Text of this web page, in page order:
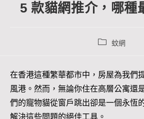
5 款貓網推介，哪種
蚊網
在香港這種繁華都市中，房屋為我們
風港。然而，無論你住在高層公寓還
們的寵物貓從窗戶跳出卻是一個永恆
解決這些問題的絕佳工具。